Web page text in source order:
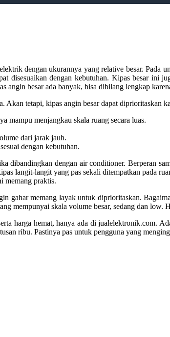
dengan ukurannya yang relative besar.
disesuaikan dengan kebutuhan. Kipas besar
besar ada banyak, bisa dibilang lengkap
tetapi, kipas angin besar dapat diprioritaskan
mampu menjangkau skala ruang secara luas.
dari jarak jauh.
dengan kebutuhan.
dibandingkan dengan air conditioner. Berperan
langit-langit yang pas sekali ditempatkan pada
memang praktis.
gahar memang layak untuk diprioritaskan.
mempunyai skala volume besar, sedang dan
harga hemat, hanya ada di jualelektronik.com.
ribu. Pastinya pas untuk pengguna yang